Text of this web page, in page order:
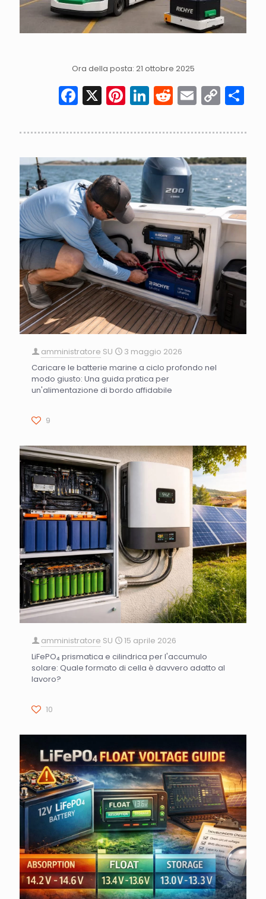
Ora della posta: 21 ottobre 2025
Facebook
X Pinterest
LinkedIn
Reddit
Email
Link
amministratore SU
3 maggio 2026
Caricare le batterie marine a ciclo profondo nel
modo giusto: Una guida pratica per
un'alimentazione di bordo affidabile
9
amministratore SU
15 aprile 2026
LiFePO₄ prismatica e cilindrica per l'accumulo
solare: Quale formato di cella è davvero adatto al
lavoro?
10